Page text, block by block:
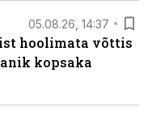
05.08.26, 14:37
hoolimata võttis
kopsaka